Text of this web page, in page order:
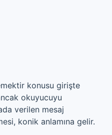
konusu girişte
okuyucuyu
verilen mesaj
konik anlamına gelir.